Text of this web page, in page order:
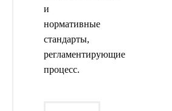
и
нормативные
стандарты,
регламентирующие
процесс.